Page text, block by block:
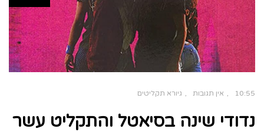
10:55 אין תגובות גיורא תקליטים
נדודי שינה בסיאטל והתקליט עשר​